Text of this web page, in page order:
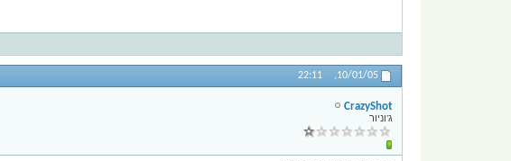
10/01/05,
22:11
CrazyShot
ג'וניור